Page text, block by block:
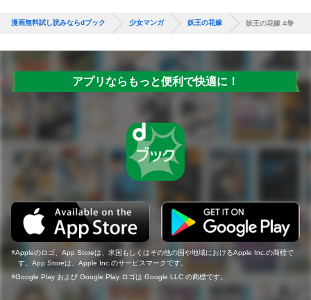
漫画無料試し読みならdブック 少女マンガ 妖王の花嫁 妖王の花嫁 4巻
アプリならもっと便利で快適に！
Appleのロゴ、App Storeは、米国もしくはその他の国や地域におけるApple Inc.の商標で
す。App Storeは、Apple Inc.のサービスマークです。
Google Play および Google Play ロゴは Google LLC の商標です。